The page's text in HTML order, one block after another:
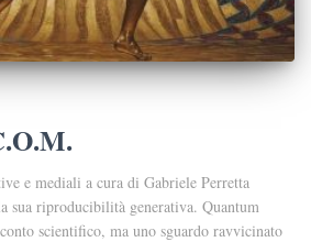
e mediali a cura di Gabriele Perretta
sua riproducibilità generativa. Quantum
scientifico, ma uno sguardo ravvicinato